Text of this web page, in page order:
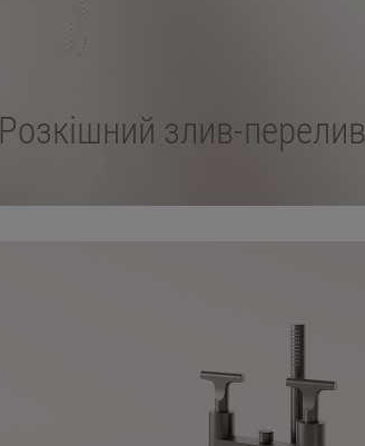
Розкішний злив-перелив